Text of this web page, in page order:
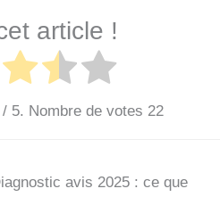
article !
5. Nombre de votes 22
avis 2025 : ce que